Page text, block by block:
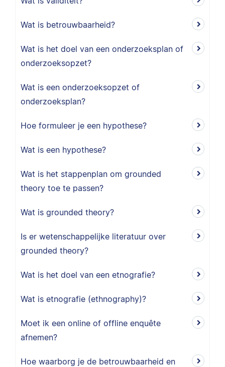
Wat is betrouwbaarheid?
Wat is het doel van een onderzoeksplan of
onderzoeksopzet?
Wat is een onderzoeksopzet of
onderzoeksplan?
Hoe formuleer je een hypothese?
Wat is een hypothese?
Wat is het stappenplan om grounded
theory toe te passen?
Wat is grounded theory?
Is er wetenschappelijke literatuur over
grounded theory?
Wat is het doel van een etnografie?
Wat is etnografie (ethnography)?
Moet ik een online of offline enquête
afnemen?
Hoe waarborg je de betrouwbaarheid en